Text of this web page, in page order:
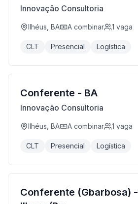
Innovação Consultoria
Ilhéus, BA A combinar 1 vaga
CLT Presencial Logística
Conferente - BA
Innovação Consultoria
Ilhéus, BA A combinar 1 vaga
CLT Presencial Logística
Conferente (Gbarbosa) -